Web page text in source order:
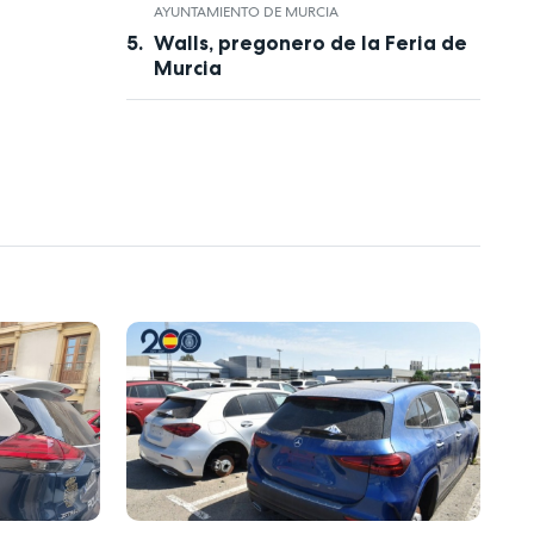
AYUNTAMIENTO DE MURCIA
Walls, pregonero de la Feria de
Murcia